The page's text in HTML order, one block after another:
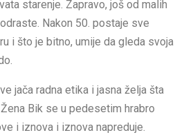
starenje. Zapravo, još od malih
Nakon 50. postaje sve
i što je bitno, umije da gleda svoja
jača radna etika i jasna želja šta
Bik se u pedesetim hrabro
i iznova i iznova napreduje.